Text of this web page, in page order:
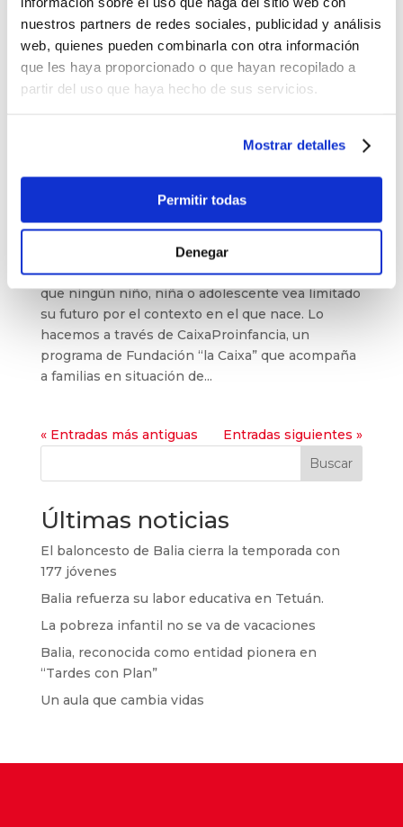
nuestros partners de redes sociales, publicidad y análisis
web, quienes pueden combinarla con otra información
que les haya proporcionado o que hayan recopilado a
partir del uso que haya hecho de sus servicios.
Mostrar detalles
Permitir todas
Denegar
CaixaProinfancia: más oportunidades para
porCarmen González|Feb 9, 2026|Noticias
En Balia seguimos trabajando en Guadalajara para
que ningún niño, niña o adolescente vea limitado
su futuro por el contexto en el que nace. Lo
hacemos a través de CaixaProinfancia, un
programa de Fundación “la Caixa” que acompaña
a familias en situación de...
« Entradas más antiguas
Entradas siguientes »
Buscar
Últimas noticias
El baloncesto de Balia cierra la temporada con
177 jóvenes
Balia refuerza su labor educativa en Tetuán.
La pobreza infantil no se va de vacaciones
Balia, reconocida como entidad pionera en
“Tardes con Plan”
Un aula que cambia vidas